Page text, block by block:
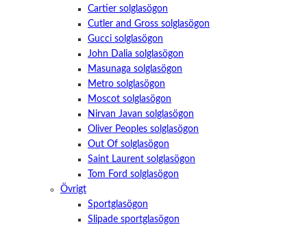
Cartier solglasögon
Cutler and Gross solglasögon
Gucci solglasögon
John Dalia solglasögon
Masunaga solglasögon
Metro solglasögon
Moscot solglasögon
Nirvan Javan solglasögon
Oliver Peoples solglasögon
Out Of solglasögon
Saint Laurent solglasögon
Tom Ford solglasögon
Övrigt
Sportglasögon
Slipade sportglasögon